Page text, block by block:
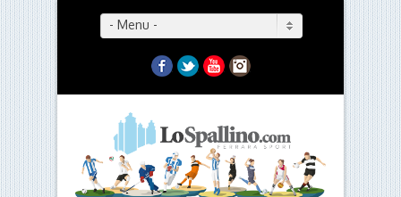
- Menu -
Facebook
TwitterYouTubeInstagram